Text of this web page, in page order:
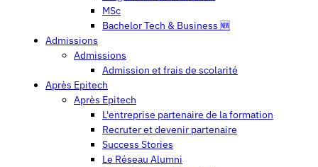
MSc
Bachelor Tech & Business 🆕
Admissions
Admissions
Admission et frais de scolarité
Après Epitech
Après Epitech
L'entreprise partenaire de la formation
Recruter et devenir partenaire
Success Stories
Le Réseau Alumni